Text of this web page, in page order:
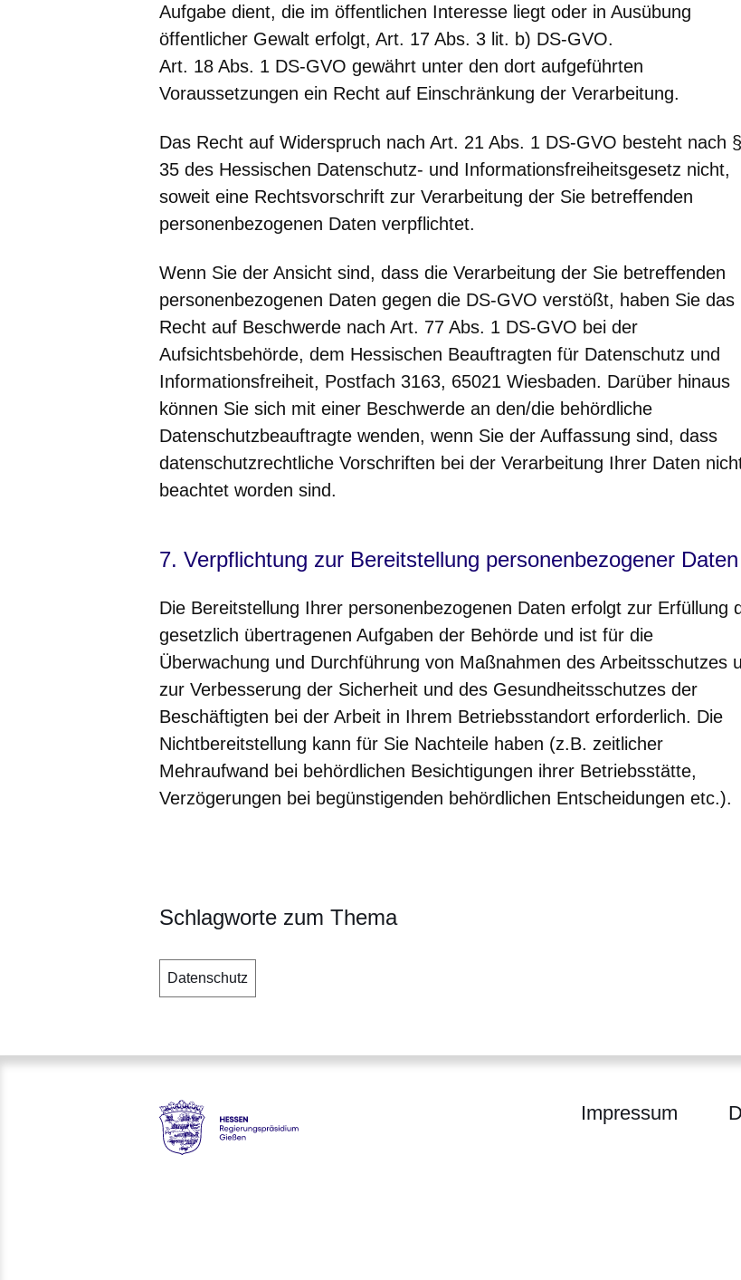
Aufgabe dient, die im öffentlichen Interesse liegt oder in Ausübung
öffentlicher Gewalt erfolgt, Art. 17 Abs. 3 lit. b) DS-GVO.
Art. 18 Abs. 1 DS-GVO gewährt unter den dort aufgeführten
Voraussetzungen ein Recht auf Einschränkung der Verarbeitung.
Das Recht auf Widerspruch nach Art. 21 Abs. 1 DS-GVO besteht nach §
35 des Hessischen Datenschutz- und Informationsfreiheitsgesetz nicht,
soweit eine Rechtsvorschrift zur Verarbeitung der Sie betreffenden
personenbezogenen Daten verpflichtet.
Wenn Sie der Ansicht sind, dass die Verarbeitung der Sie betreffenden
personenbezogenen Daten gegen die DS-GVO verstößt, haben Sie das
Recht auf Beschwerde nach Art. 77 Abs. 1 DS-GVO bei der
Aufsichtsbehörde, dem Hessischen Beauftragten für Datenschutz und
Informationsfreiheit, Postfach 3163, 65021 Wiesbaden. Darüber hinaus
können Sie sich mit einer Beschwerde an den/die behördliche
Datenschutzbeauftragte wenden, wenn Sie der Auffassung sind, dass
datenschutzrechtliche Vorschriften bei der Verarbeitung Ihrer Daten
beachtet worden sind.
7. Verpflichtung zur Bereitstellung personenbezogener Daten
Die Bereitstellung Ihrer personenbezogenen Daten erfolgt zur Erfüllung
gesetzlich übertragenen Aufgaben der Behörde und ist für die
Überwachung und Durchführung von Maßnahmen des Arbeitsschutzes
zur Verbesserung der Sicherheit und des Gesundheitsschutzes der
Beschäftigten bei der Arbeit in Ihrem Betriebsstandort erforderlich. Die
Nichtbereitstellung kann für Sie Nachteile haben (z.B. zeitlicher
Mehraufwand bei behördlichen Besichtigungen ihrer Betriebsstätte,
Verzögerungen bei begünstigenden behördlichen Entscheidungen etc.).
Schlagworte zum Thema
Datenschutz
Impressum